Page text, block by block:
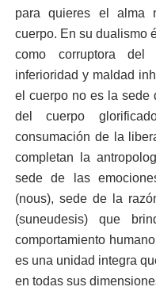
para quieres el alma
cuerpo. En su dualismo
como corruptora
inferioridad y maldad
el cuerpo no es la sede
del cuerpo
consumación de la
completan la
sede de las
(nous), sede de la
(suneudesis) que
comportamiento
es una unidad integra
en todas sus